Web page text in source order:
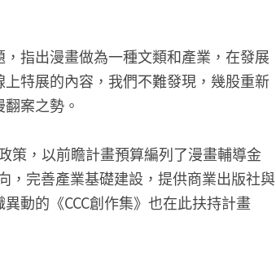
指出漫畫做為一種文類和產業，在發展
特展的內容，我們不難發現，幾股重新
案之勢。
策，以前瞻計畫預算編列了漫畫輔導金
，完善產業基礎建設，提供商業出版社與
動的《CCC創作集》也在此扶持計畫